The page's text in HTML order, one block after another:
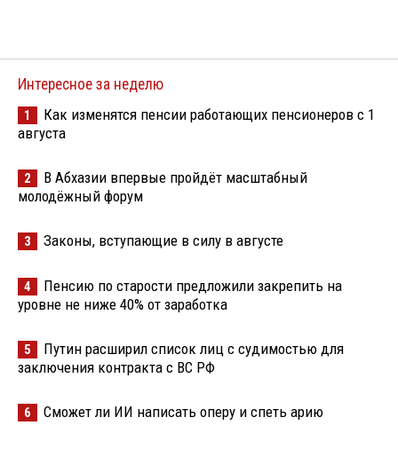
Интересное за неделю
1
Как изменятся пенсии работающих пенсионеров с 1
августа
2
В Абхазии впервые пройдёт масштабный
молодёжный форум
3 Законы, вступающие в силу в августе
4
Пенсию по старости предложили закрепить на
уровне не ниже 40% от заработка
5
Путин расширил список лиц с судимостью для
заключения контракта с ВС РФ
6 Сможет ли ИИ написать оперу и спеть арию